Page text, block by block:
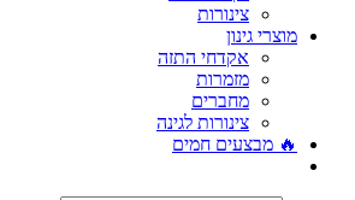
צינורות
מוצרי גינון
אקדחי התזה
מזמרות
מחברים
צינורות לגינה
🔥 מבצעים חמים